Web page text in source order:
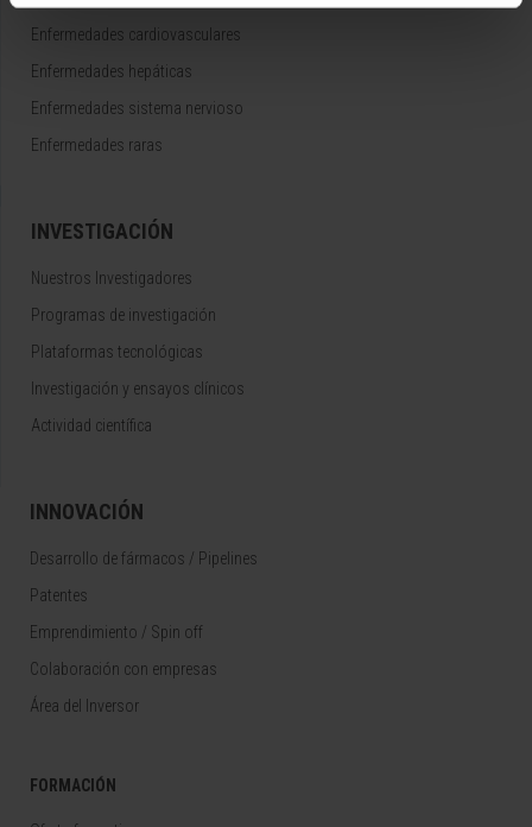
Enfermedades cardiovasculares
Enfermedades hepáticas
Enfermedades sistema nervioso
Enfermedades raras
INVESTIGACIÓN
Nuestros Investigadores
Programas de investigación
Plataformas tecnológicas
Investigación y ensayos clínicos
Actividad científica
INNOVACIÓN
Desarrollo de fármacos / Pipelines
Patentes
Emprendimiento / Spin off
Colaboración con empresas
Área del Inversor
FORMACIÓN